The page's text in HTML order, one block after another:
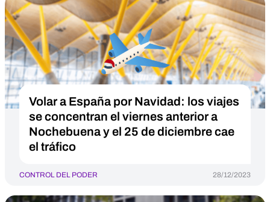
Volar a España por Navidad: los viajes
se concentran el viernes anterior a
Nochebuena y el 25 de diciembre cae
el tráfico
CONTROL DEL PODER 28/12/2023